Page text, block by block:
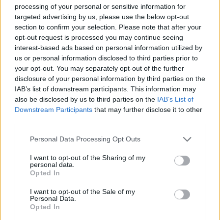
processing of your personal or sensitive information for
targeted advertising by us, please use the below opt-out
section to confirm your selection. Please note that after your
opt-out request is processed you may continue seeing
interest-based ads based on personal information utilized by
us or personal information disclosed to third parties prior to
your opt-out. You may separately opt-out of the further
disclosure of your personal information by third parties on the
IAB’s list of downstream participants. This information may
also be disclosed by us to third parties on the IAB’s List of
Downstream Participants that may further disclose it to other
Personal Data Processing Opt Outs
I want to opt-out of the Sharing of my
personal data.
Opted In
I want to opt-out of the Sale of my
Personal Data.
Opted In
przez 5 dni i miałam w tym czasie okres. Po
upływie 5 dni wróciłam do anty, zrobiłam test
ciążowy i jedna kreska. Jestem teraz na 5
tabletce antykoncepcyjnej a wczoraj odbyłam
stosunek bez zabezpieczenia. Moje pytanie
brzmi, czy powinnam przez ten czas 7 dni robić
to tylko z zabezpieczaniem? Czy jestem teraz
bezpieczna od ciąży? Czy może wymagane jest
w tym przypadku ponowne przyjęcie tabletki
dzień po
Odstawienie tabletek
Po roku stosowania tabletek antykoncepcyjnych
odstawiłam je. W środku pierwszego cyklu bez
nich, miałam bardzo silne bóle owulacyjne, w
tym samym czasie doszło do stosunku
podczas którego wystąpiło dosyć mocne
krwawienie. Czy mam się czego obawiać? Czy
sytuacja w kolejnym cyklu może się powtórzyć?
Jest to dla mnie bardzo krępujące. Oczekuje na
wizytę u ginekologa. Czy są jakieś metody by
uniknąć krwawień śródcyklicznych?
Forum: Antykoncepcja
gość
Ryzyko
palcem prejakulatu, który przeniósł się na jej
zewnętrzną stronę i został fizycznie
owulacji wg aplikacji Flo), przy czym
prezerwatywa była założona od początku do
końca, została wysmarowana lubrykantem , po
Forum: